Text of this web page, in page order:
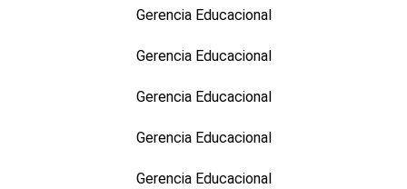
Gerencia Educacional
Gerencia Educacional
Gerencia Educacional
Gerencia Educacional
Gerencia Educacional